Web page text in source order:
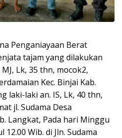
Penganiayaan Berat
tajam yang dilakukan
Lk, 35 thn, mocok2,
Kec. Binjai Kab.
laki-laki an. IS, Lk, 40 thn,
jl. Sudama Desa
Langkat, Pada hari Minggu
Wib. di Jln. Sudama